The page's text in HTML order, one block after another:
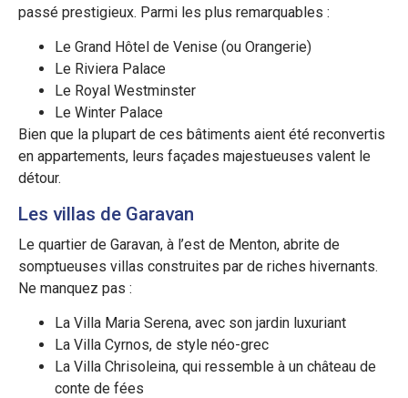
passé prestigieux. Parmi les plus remarquables :
Le Grand Hôtel de Venise (ou Orangerie)
Le Riviera Palace
Le Royal Westminster
Le Winter Palace
Bien que la plupart de ces bâtiments aient été reconvertis
en appartements, leurs façades majestueuses valent le
détour.
Les villas de Garavan
Le quartier de Garavan, à l’est de Menton, abrite de
somptueuses villas construites par de riches hivernants.
Ne manquez pas :
La Villa Maria Serena, avec son jardin luxuriant
La Villa Cyrnos, de style néo-grec
La Villa Chrisoleina, qui ressemble à un château de
conte de fées